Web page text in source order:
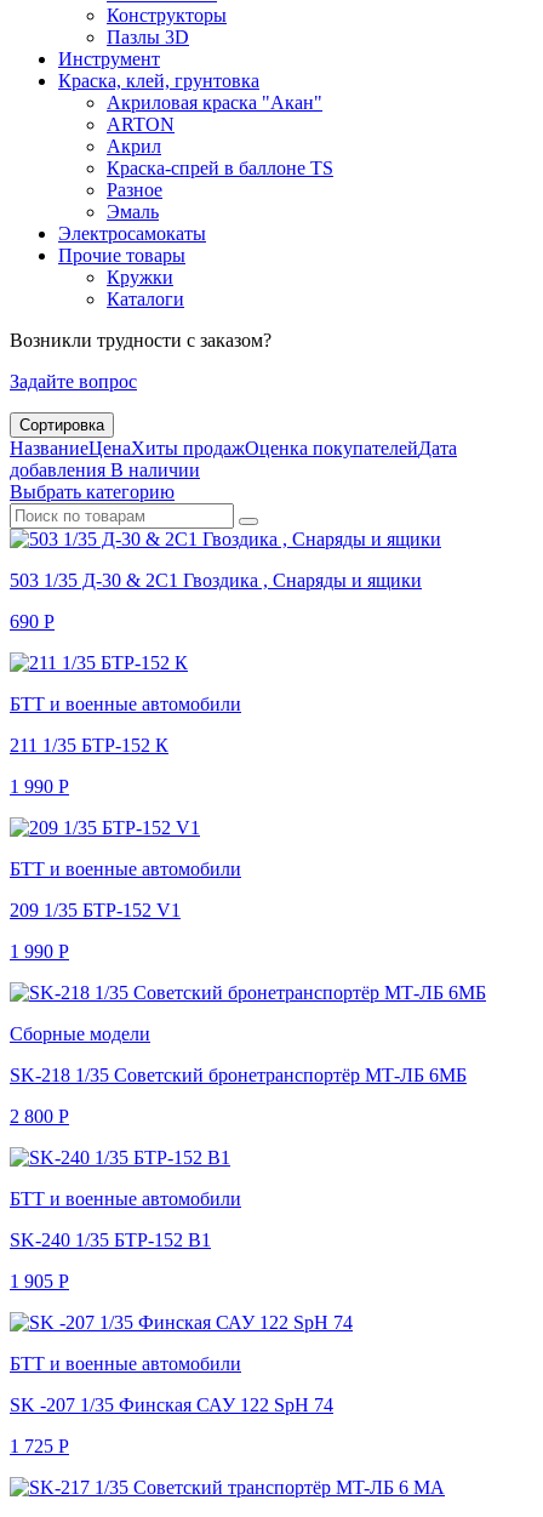
Конструкторы
Пазлы 3D
Инструмент
Краска, клей, грунтовка
Акриловая краска "Акан"
ARTON
Акрил
Краска-спрей в баллоне TS
Разное
Эмаль
Электросамокаты
Прочие товары
Кружки
Каталоги
Возникли трудности с заказом?
Задайте вопрос
Сортировка
НазваниеЦенаХиты продажОценка покупателейДата
добавления В наличии
Выбрать категорию
503 1/35 Д-30 & 2С1 Гвоздика , Снаряды и ящики
690 Р
БТТ и военные автомобили
211 1/35 БТР-152 К
1 990 Р
БТТ и военные автомобили
209 1/35 БТР-152 V1
1 990 Р
Сборные модели
SK-218 1/35 Советский бронетранспортёр МТ-ЛБ 6МБ
2 800 Р
БТТ и военные автомобили
SK-240 1/35 БТР-152 В1
1 905 Р
БТТ и военные автомобили
SK -207 1/35 Финская САУ 122 SpH 74
1 725 Р